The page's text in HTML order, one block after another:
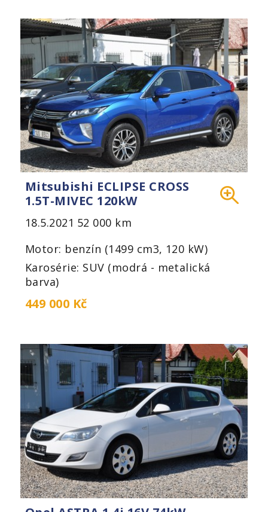
Mitsubishi ECLIPSE CROSS
1.5T-MIVEC 120kW
18.5.2021 52 000 km
Motor: benzín (1499 cm3, 120 kW)
Karosérie: SUV (modrá - metalická
barva)
449 000 Kč